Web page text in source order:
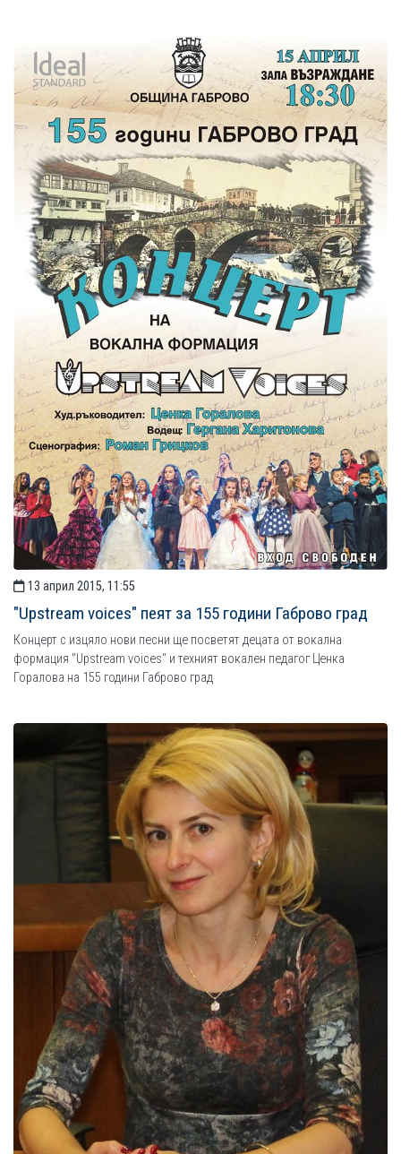
13 април 2015, 11:55
"Upstream voices" пеят за 155 години Габрово град
Концерт с изцяло нови песни ще посветят децата от вокална
формация "Upstream voices" и техният вокален педагог Ценка
Горалова на 155 години Габрово град